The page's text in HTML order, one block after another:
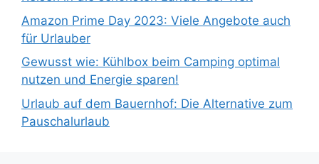
Amazon Prime Day 2023: Viele Angebote auch
für Urlauber
Gewusst wie: Kühlbox beim Camping optimal
nutzen und Energie sparen!
Urlaub auf dem Bauernhof: Die Alternative zum
Pauschalurlaub